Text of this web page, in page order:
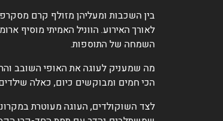
בין השכבות ומעליהן מזולף קרם
לאורך האירוע. הווניל האמיתי מוסיף
השמחה של התוספות.
מה שמעניק לעוגה את האופי השובב
הכי חמים ומבוקשים כיום, כאלה
לצד השוקולדים, העוגה מעוטרת